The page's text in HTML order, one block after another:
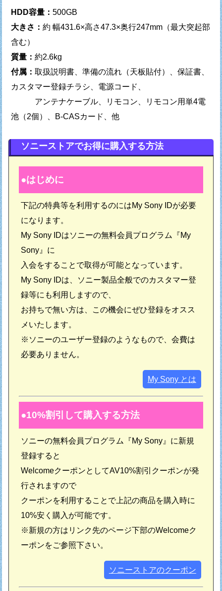
HDD容量： 500GB
大きさ： 約 幅431.6×高さ47.3×奥行247mm（最大突起部
含む）
質量： 約2.6kg
付属： 取扱説明書、準備の流れ（天板貼付）、保証書、
カスタマー登録チラシ、電源コード、
アンテナケーブル、リモコン、リモコン用単4電
池（2個）、B-CASカード、他
ソニーストアでお得に購入する方法
はじめに
下記の特典等を利用するのにはMy Sony IDが必要
になります。
My Sony IDはソニーの無料会員プログラム『My
Sony』に
入会をすることで取得が可能となっています。
My Sony IDは、ソニー製品全般でのカスタマー登
録等にも利用しますので、
お持ちで無い方は、この機会にぜひ登録をオスス
メいたします。
※ソニーのユーザー登録のようなもので、会費は
必要ありません。
My Sony とは
10%割引して購入する方法
ソニーの無料会員プログラム『My Sony』に新規
登録すると
WelcomeクーポンとしてAV10%割引クーポンが発
行されますので
クーポンを利用することで上記の商品を購入時に
10%安く購入が可能です。
※新規の方はリンク先のページ下部のWelcomeク
ーポンをご参照下さい。
ソニーストアのクーポン